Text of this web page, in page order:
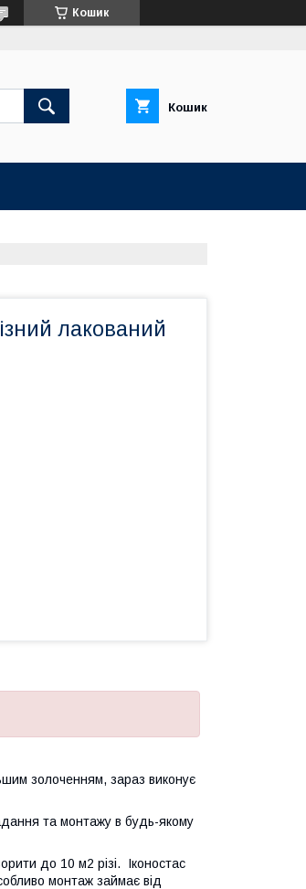
Кошик
Кошик
лакований
золоченням, зараз виконує
та монтажу в будь-якому
до 10 м2 різі. Іконостас
монтаж займає від